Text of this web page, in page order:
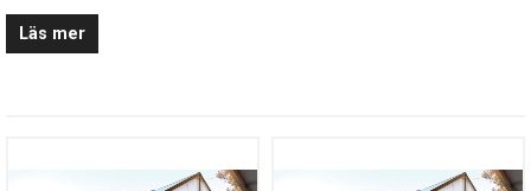
växthuset har 10mm kanalplast för att ge en god stabilitet och
isolering. Växthuset har en dubbeldörr av gångjärnstyp och en
Läs mer